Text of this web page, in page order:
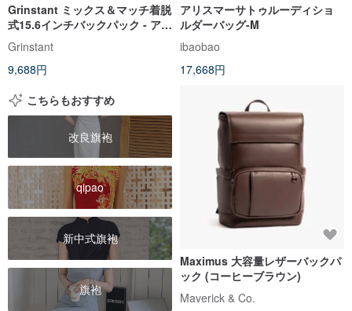
Grinstant ミックス＆マッチ着脱
式15.6インチバックパック - アド
ベンチャーシリーズ (ミリタリー
グリーン×グラフィティ)
Grinstant
9,688円
アリスマーサトゥルーディショ
ルダーバッグ-M
ibaobao
17,668円
こちらもおすすめ
改良旗袍
qipao
新中式旗袍
旗袍
Maximus 大容量レザーバックパ
ック (コーヒーブラウン)
Maverick & Co.